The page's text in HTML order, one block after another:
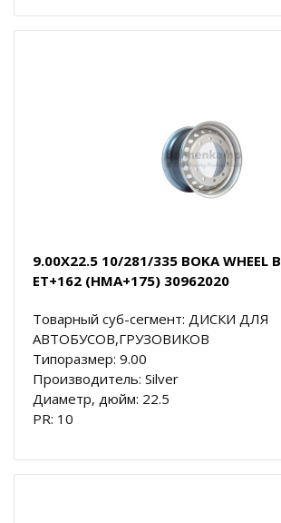
9.00X22.5 10/281/335 BOKA WHEEL
ET+162 (HMA+175) 30962020
Товарный суб-сегмент: ДИСКИ ДЛЯ
АВТОБУСОВ,ГРУЗОВИКОВ
Типоразмер: 9.00
Производитель: Silver
Диаметр, дюйм: 22.5
PR: 10